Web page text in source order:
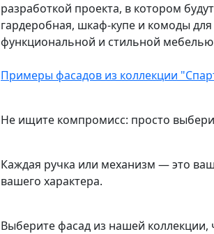
разработкой проекта, в котором
гардеробная, шкаф-купе и комоды
функциональной и стильной
Примеры фасадов из коллекции
Не ищите компромисс: просто
Каждая ручка или механизм — это
вашего характера.
Выберите фасад из нашей коллекции,